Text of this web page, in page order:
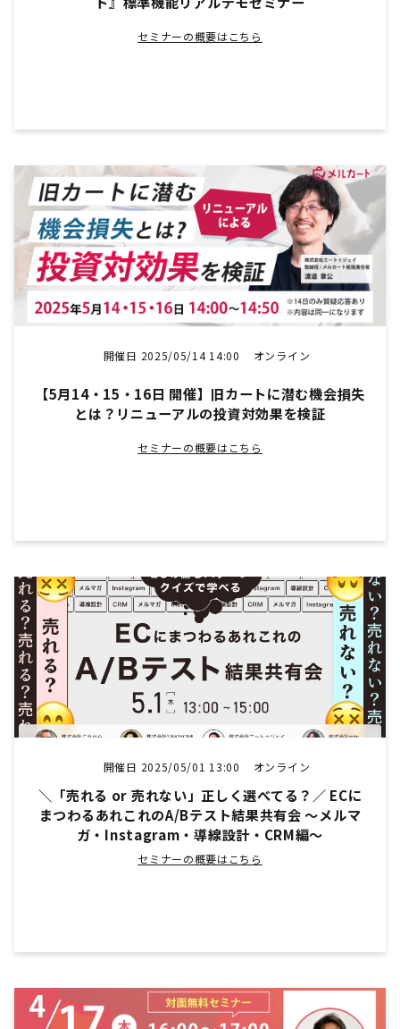
セミナーの概要はこちら
開催日 2025/05/14 14:00 オンライン
【5月14・15・16日 開催】旧カートに潜む機会損失
とは？リニューアルの投資対効果を検証
セミナーの概要はこちら
開催日 2025/05/01 13:00 オンライン
＼「売れる or 売れない」正しく選べてる？／ ECに
まつわるあれこれのA/Bテスト結果共有会 ～メルマ
ガ・Instagram・導線設計・CRM編～
セミナーの概要はこちら